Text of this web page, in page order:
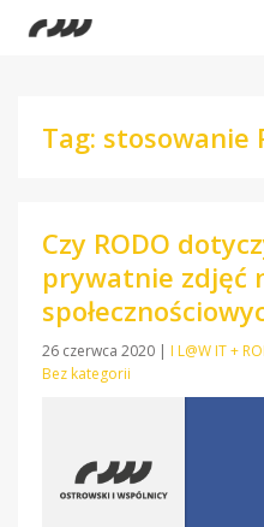
Tag: stosowanie
Czy RODO
prywatnie zdjęć
26 czerwca 2020 | I L@W IT +
Bez kategorii